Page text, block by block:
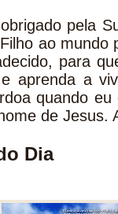
pela
ao mundo
para
aprenda a
quando
de Jesus.
Dia